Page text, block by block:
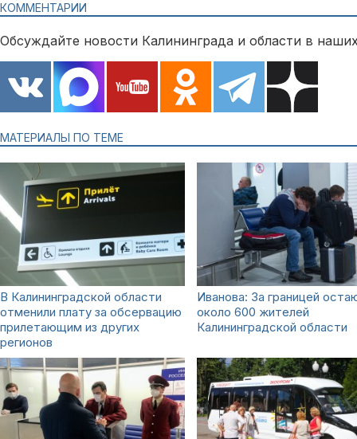
КОММЕНТАРИИ
Обсуждайте новости Калининграда и области в
МАТЕРИАЛЫ ПО ТЕМЕ
В Калининградской области
отменили плату за обсервацию
прилетающим из других
регионов
Иванова: За границей
около 600 жителей
Калининградской области